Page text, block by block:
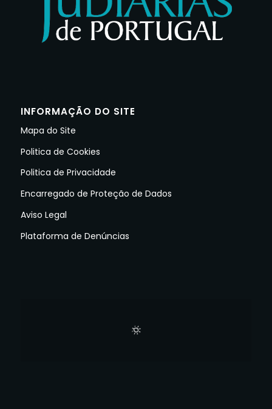
INFORMAÇÃO DO SITE
Mapa do Site
Politica de Cookies
Politica de Privacidade
Encarregado de Proteção de Dados
Aviso Legal
Plataforma de Denúncias